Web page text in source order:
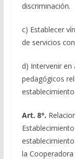
discriminación.
c) Establecer
de servicios
d) Intervenir
pedagógicos
Art. 8°.
la